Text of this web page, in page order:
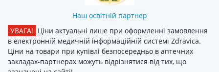
Наш освітній партнер
УВАГА! Ціни актуальні лише при оформленні замовлення
в електронній медичній інформаційній системі Zdravica.
Ціни на товари при купівлі безпосередньо в аптечних
закладах-партнерах можуть відрізнятися від тих, що